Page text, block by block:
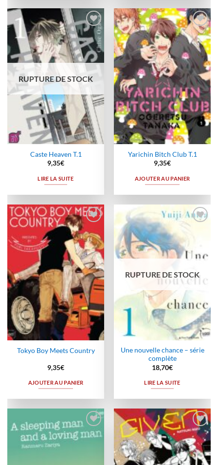
Ajouter
à la
wishlist
RUPTURE DE STOCK
Caste Heaven T.1
9,35€
LIRE LA SUITE
Ajouter
à la
wishlist
Yarichin Bitch Club T.1
9,35€
AJOUTER AU PANIER
Ajouter
à la
wishlist
Tokyo Boy Meets Country
9,35€
AJOUTER AU PANIER
RUPTURE DE STOCK
Une nouvelle chance – série
complète
18,70€
LIRE LA SUITE
Ajouter
à la
Ajouter
à la
wishlist